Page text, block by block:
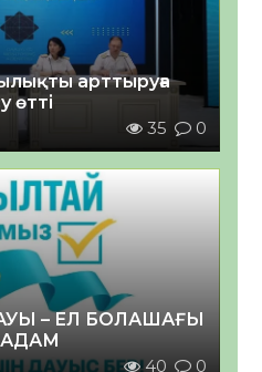
арттыруға
өтті
35 0
– ЕЛ БОЛАШАҒЫ
40 0